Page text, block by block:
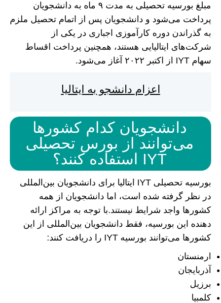
مبلغ بورسیه تحصیلی به مدت ۹ ماه به دانشجویان
پرداخت می‌شود و دانشجویان پس از اتمام تحصیل ملزم
به گذراندن دوره کارآموزی اجباری در یکی از
شرکت‌های ایتالیایی هستند، همچنین پرداخت اقساط
سهام IYT از اکتبر ۲۰۲۲ آغاز می‌شود.
اعزام دانشجو به ایتالیا
دانشجویان کدام کشور‌ها
می‌توانند از بورس تحصیلی
IYT استفاده کنند؟
بورسیه تحصیلی IYT ایتالیا برای دانشجویان بین‌المللی
در نظر گرفته شده است، اما دانشجویان از همه
کشور‌ها واجد شرایط نیستند.با توجه به مراکز ارائه
دهنده این بورسیه، فقط دانشجویان بین‌المللی از این
کشور‌ها می‌توانند بورسیه IYT را دریافت کنند:
ارمنستان
آذربایجان
برزیل
کلمبیا